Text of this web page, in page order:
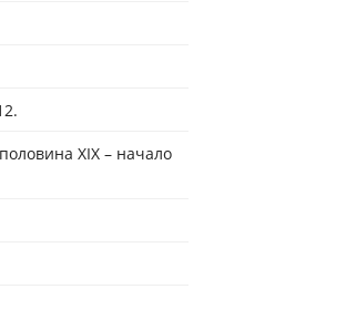
XIX – начало